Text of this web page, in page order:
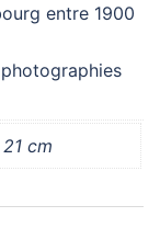
entre 1900
cm